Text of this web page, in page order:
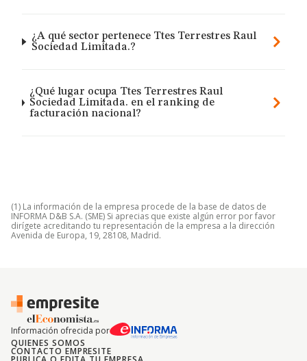
¿A qué sector pertenece Ttes Terrestres Raul
Sociedad Limitada.?
¿Qué lugar ocupa Ttes Terrestres Raul
Sociedad Limitada. en el ranking de
facturación nacional?
(1) La información de la empresa procede de la base de datos de
INFORMA D&B S.A. (SME) Si aprecias que existe algún error por favor
dirígete acreditando tu representación de la empresa a la dirección
Avenida de Europa, 19, 28108, Madrid.
Información ofrecida por
QUIENES SOMOS
CONTACTO EMPRESITE